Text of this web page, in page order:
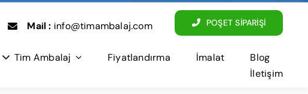
Mail : info@timambalaj.com POŞET SİPARİŞİ
Tim Ambalaj Fiyatlandırma İmalat
Blog
İletişim